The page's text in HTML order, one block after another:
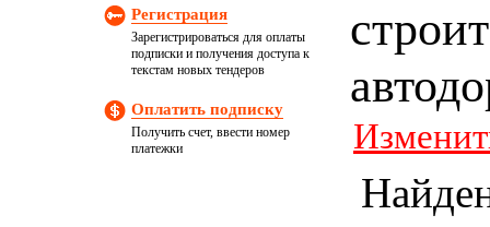
Регистрация
Зарегистрироваться для оплаты
подписки и получения доступа к
текстам новых тендеров
Оплатить подписку
Получить счет, ввести номер
платежки